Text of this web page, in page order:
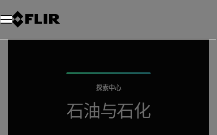
探索中心
石油与石化